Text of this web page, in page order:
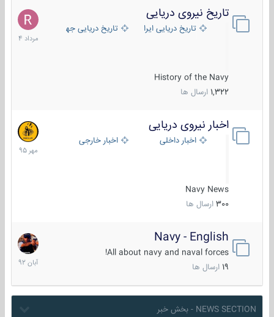
تاریخ نیروی دریایی
تاریخ دریایی ایران تاریخ دریایی جهان
History of the Navy
1,322 ارسال ها
16
مرداد
1404
اخبار نیروی دریایی
اخبار داخلی اخبار خارجی
Navy News
300 ارسال ها
27
مهر
1395
Navy - English
All about navy and naval forces!
ارسال ها
22
آبان
1392
NEWS SECTION - بخش خبر